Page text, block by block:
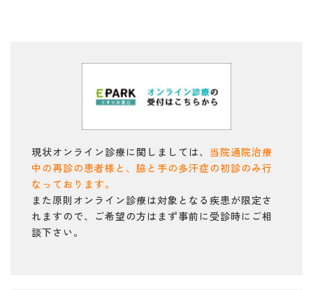
現状オンライン診療に関しましては、 当院通院治療
中の再診の患者様と、脇と手の多汗症の初診のみ行
なっております。
また原則オンライン診療は対象となる疾患が限定さ
れますので、ご希望の方はまず事前に受診時にご相
談下さい。